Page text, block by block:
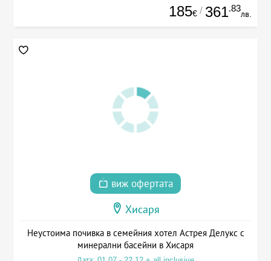
185€ / 361.83
лв.
виж офертата
Хисаря
Неустоима почивка в семейния хотел Астрея Делукс с
минерални басейни в Хисаря